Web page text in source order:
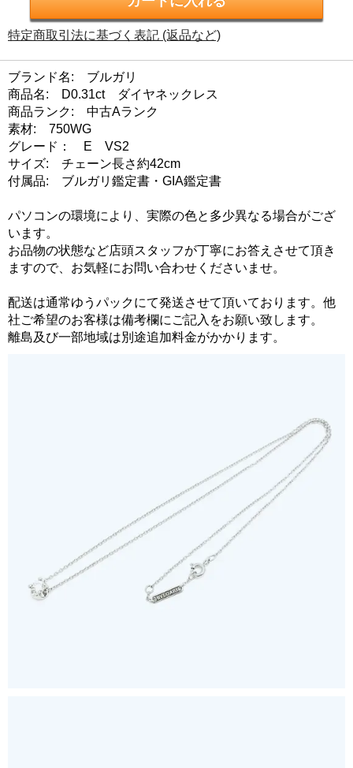
特定商取引法に基づく表記 (返品など)
ブランド名: ブルガリ
商品名: D0.31ct ダイヤネックレス
商品ランク: 中古Aランク
素材: 750WG
グレード： E VS2
サイズ: チェーン長さ約42cm
付属品: ブルガリ鑑定書・GIA鑑定書
パソコンの環境により、実際の色と多少異なる場合がござ
います。
お品物の状態など店頭スタッフが丁寧にお答えさせて頂き
ますので、お気軽にお問い合わせくださいませ。
配送は通常ゆうパックにて発送させて頂いております。他
社ご希望のお客様は備考欄にご記入をお願い致します。
離島及び一部地域は別途追加料金がかかります。